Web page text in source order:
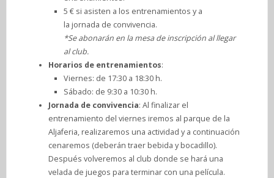
5 € si asisten a los entrenamientos y a
la jornada de convivencia.
*Se abonarán en la mesa de inscripción al llegar
al club.
Horarios de entrenamientos:
Viernes: de 17:30 a 18:30 h.
Sábado: de 9:30 a 10:30 h.
Jornada de convivencia: Al finalizar el
entrenamiento del viernes iremos al parque de la
Aljaferia, realizaremos una actividad y a continuación
cenaremos (deberán traer bebida y bocadillo).
Después volveremos al club donde se hará una
velada de juegos para terminar con una película.